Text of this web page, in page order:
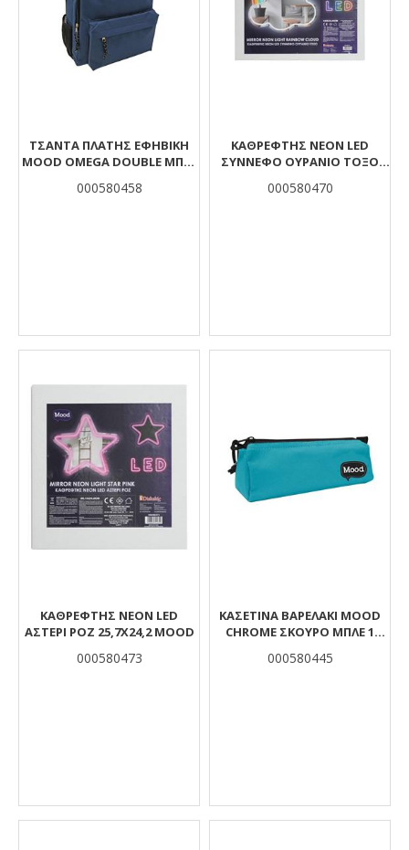
ΤΣΆΝΤΑ ΠΛΆΤΗΣ ΕΦΗΒΙΚΉ
MOOD OMEGA DOUBLE ΜΠΛΕ
000580458
ΚΑΘΡΕΦΤΗΣ NEON LED
ΣΥΝΝΕΦΟ ΟΥΡΑΝΙΟ ΤΟΞΟ
000580470
ΚΑΘΡΕΦΤΗΣ NEON LED
ΑΣΤΕΡΙ ΡΟΖ 25,7X24,2 MOOD
000580473
ΚΑΣΕΤΊΝΑ ΒΑΡΕΛΆΚΙ MOOD
CHROME ΣΚΟΎΡΟ ΜΠΛΕ 1
000580445